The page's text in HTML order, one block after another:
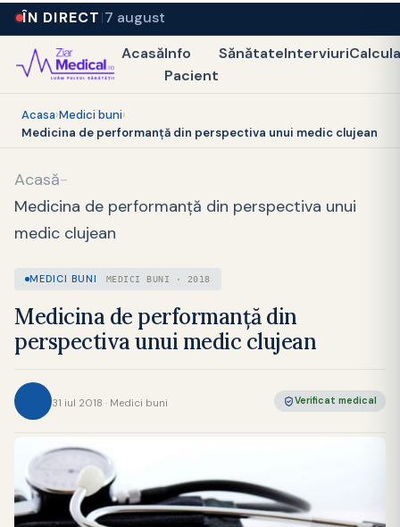
ÎN DIRECT 7 august
AcasăInfo
Pacient
SănătateInterviuri
Acasa›Medici buni›
Medicina de performanță din perspectiva unui medic clujean
Acasă-
Medicina de performanță din perspectiva unui
medic clujean
MEDICI BUNI MEDICI BUNI · 2018
Medicina de performanță din
perspectiva unui medic clujean
31 iul 2018 · Medici buni Verificat medical